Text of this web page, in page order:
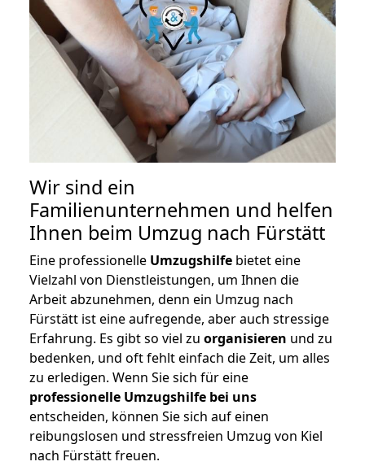
Wir sind ein
Familienunternehmen und helfen
Ihnen beim Umzug nach Fürstätt
Eine professionelle Umzugshilfe bietet eine
Vielzahl von Dienstleistungen, um Ihnen die
Arbeit abzunehmen, denn ein Umzug nach
Fürstätt ist eine aufregende, aber auch stressige
Erfahrung. Es gibt so viel zu organisieren und zu
bedenken, und oft fehlt einfach die Zeit, um alles
zu erledigen. Wenn Sie sich für eine
professionelle Umzugshilfe bei uns
entscheiden, können Sie sich auf einen
reibungslosen und stressfreien Umzug von Kiel
nach Fürstätt freuen.